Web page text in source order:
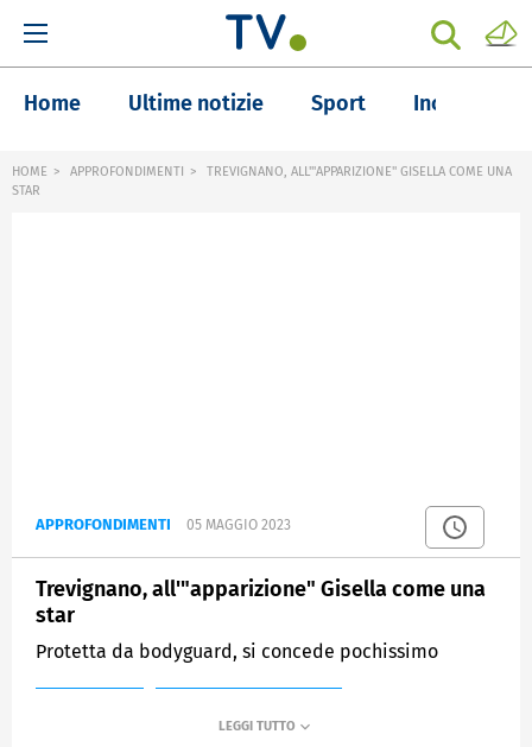
Home Ultime notizie Sport Inchieste
HOME APPROFONDIMENTI
TREVIGNANO, ALL'"APPARIZIONE" GISELLA COME UNA
STAR
APPROFONDIMENTI 05 MAGGIO 2023
Trevignano, all'"apparizione" Gisella come una
star
Protetta da bodyguard, si concede pochissimo